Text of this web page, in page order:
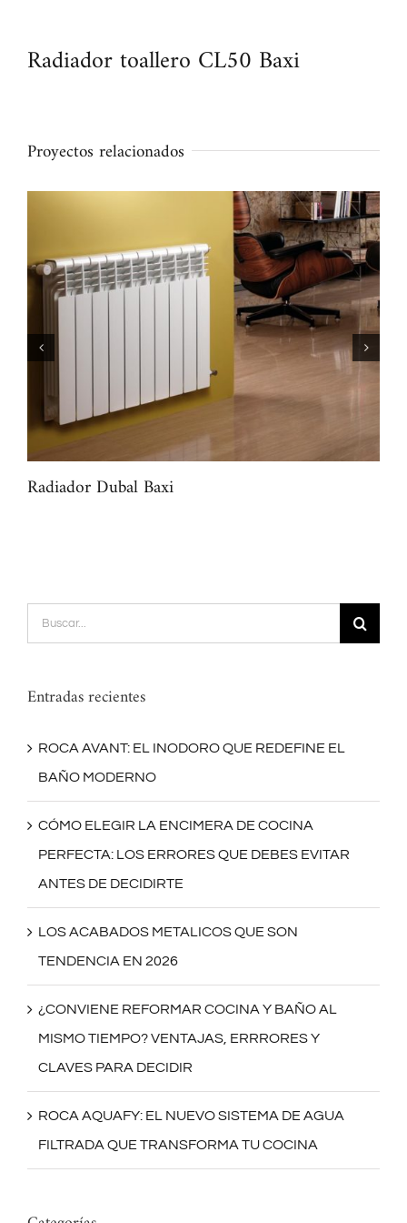
Radiador toallero CL50 Baxi
Proyectos relacionados
Radiador Dubal Baxi
Buscar:
Entradas recientes
ROCA AVANT: EL INODORO QUE REDEFINE EL
BAÑO MODERNO
CÓMO ELEGIR LA ENCIMERA DE COCINA
PERFECTA: LOS ERRORES QUE DEBES EVITAR
ANTES DE DECIDIRTE
LOS ACABADOS METALICOS QUE SON
TENDENCIA EN 2026
¿CONVIENE REFORMAR COCINA Y BAÑO AL
MISMO TIEMPO? VENTAJAS, ERRRORES Y
CLAVES PARA DECIDIR
ROCA AQUAFY: EL NUEVO SISTEMA DE AGUA
FILTRADA QUE TRANSFORMA TU COCINA